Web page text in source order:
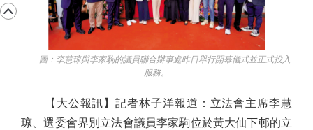
圖：李慧琼與李家駒的議員聯合辦事處昨日舉行開幕儀式並正式投入
服務。
【大公報訊】記者林子洋報道：立法會主席李慧
琼、選委會界別立法會議員李家駒位於黃大仙下邨的立